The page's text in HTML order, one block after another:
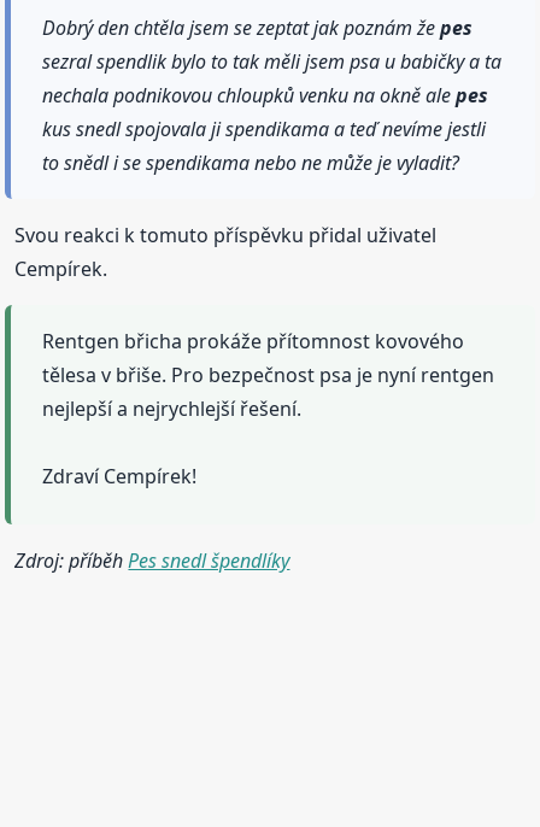
Dobrý den chtěla jsem se zeptat jak poznám žepes
sezral spendlik bylo to tak měli jsem psa u babičky a ta
nechala podnikovou chloupků venku na okně alepes
kus snedl spojovala ji spendikama a teď nevíme jestli
to snědl i se spendikama nebo ne může je vyladit?
Svou reakci k tomuto příspěvku přidal uživatel
Cempírek.
Rentgen břicha prokáže přítomnost kovového
tělesa v břiše. Pro bezpečnost psa je nyní rentgen
nejlepší a nejrychlejší řešení.
Zdraví Cempírek!
Zdroj: příběhPes snedl špendlíky